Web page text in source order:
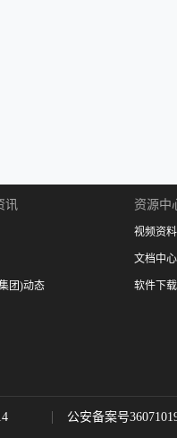
讯
团)动态
资源中
视频资料
文档中心
软件下载
公安备案号